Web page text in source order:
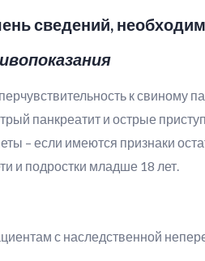
сведений,
к свиному
панкреатит и острые
– если имеются признаки
и подростки младше 18 лет.
с наследственной